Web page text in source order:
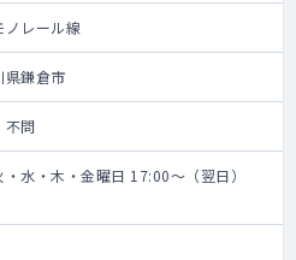
ノレール線
県鎌倉市
不問
・水・木・金曜日 17:00～（翌日）